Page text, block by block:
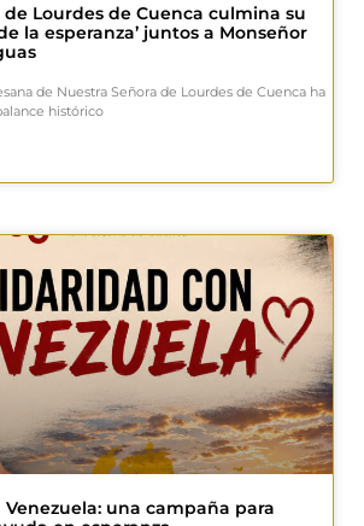
Lourdes de Cuenca culmina su
la esperanza’ juntos a Monseñor
de Nuestra Señora de Lourdes de Cuenca ha
histórico
una campaña para